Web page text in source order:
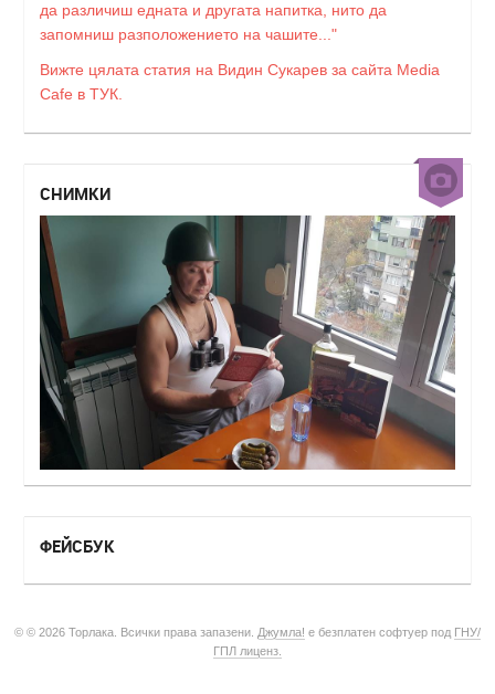
да различиш едната и другата напитка, нито да
запомниш разположението на чашите..."
Вижте цялата статия на Видин Сукарев за сайта Media
Cafe в ТУК.
СНИМКИ
ФЕЙСБУК
© © 2026 Торлака. Всички права запазени. Джумла! е безплатен софтуер под ГНУ/
ГПЛ лиценз.